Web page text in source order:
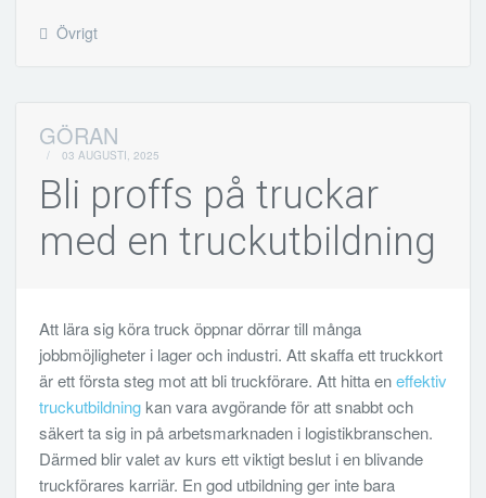
Övrigt
GÖRAN
/ 03 AUGUSTI, 2025
Bli proffs på truckar
med en truckutbildning
Att lära sig köra truck öppnar dörrar till många
jobbmöjligheter i lager och industri. Att skaffa ett truckkort
är ett första steg mot att bli truckförare. Att hitta eneffektiv
truckutbildningkan vara avgörande för att snabbt och
säkert ta sig in på arbetsmarknaden i logistikbranschen.
Därmed blir valet av kurs ett viktigt beslut i en blivande
truckförares karriär. En god utbildning ger inte bara